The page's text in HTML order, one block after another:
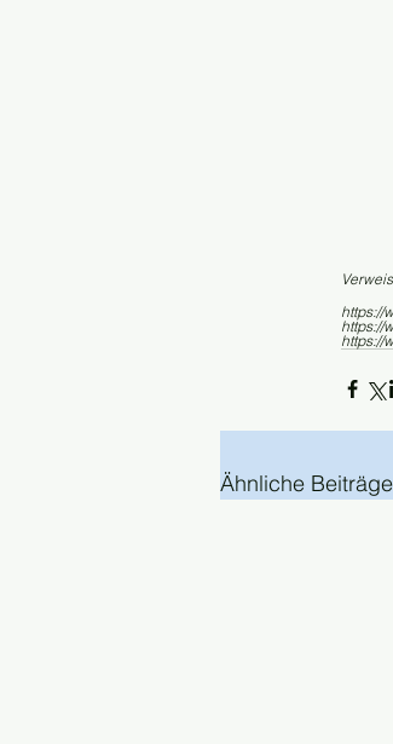
https://
https://
https://
Ähnliche Beiträge